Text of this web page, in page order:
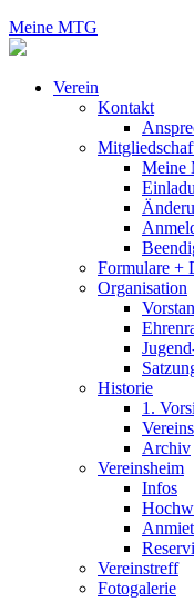
Meine MTG
Verein
Kontakt
Meine
Formulare +
Organisation
Historie
1.
Archiv
Vereinsheim
Infos
Vereinstreff
Fotogalerie